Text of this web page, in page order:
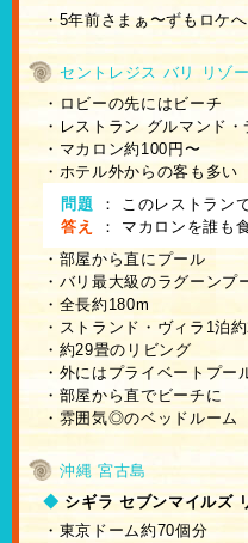
・5年前さまぁ〜ずもロケへ
セントレジス バリ リゾ
・ロビーの先にはビーチ
・レストラン グルマンド・
・マカロン約100円〜
・ホテル外からの客も多い
問題
： このレストラン
答え
： マカロンを誰も
・部屋から直にプール
・バリ最大級のラグーンプ
・全長約180m
・ストランド・ヴィラ1泊
・約29畳のリビング
・外にはプライベートプー
・部屋から直でビーチに
・雰囲気◎のベッドルーム
沖縄 宮古島
◆シギラ セブンマイルズ
・東京ドーム約70個分